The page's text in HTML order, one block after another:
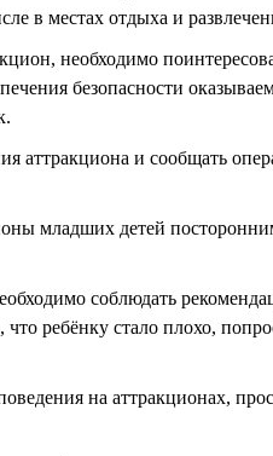
в местах отдыха и
необходимо
безопасности
аттракциона и сообщать
младших детей
соблюдать
ребёнку стало плохо,
на аттракционах,